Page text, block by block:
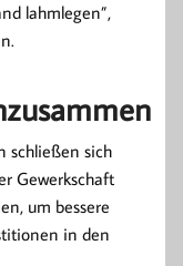
lahmlegen”,
schließen sich
Gewerkschaft
um bessere
in den